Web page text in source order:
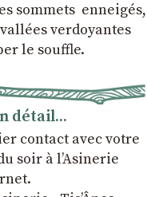
sommets enneigés,
verdoyantes
le souffle.
détail...
contact avec votre
soir à l’Asinerie